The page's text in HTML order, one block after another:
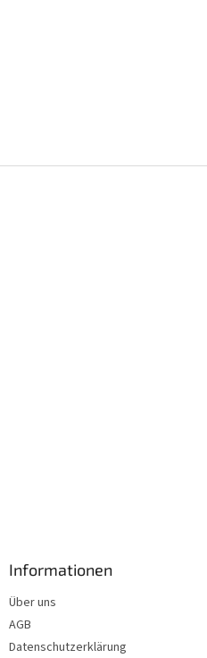
Informationen
Über uns
AGB
Datenschutzerklärung